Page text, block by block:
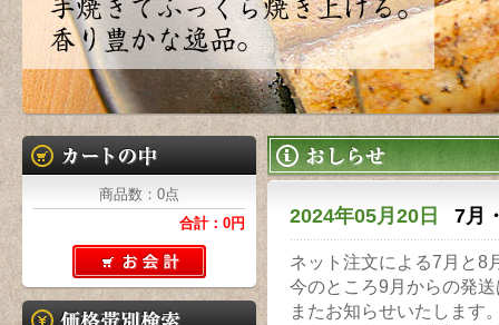
商品数：0点
合計：0円
2024年05月20日 7月
ネット注文による7月と8
今のところ9月からの発
またお知らせいたします